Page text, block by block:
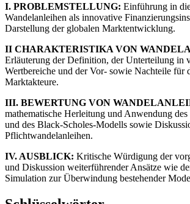
I. PROBLEMSTELLUNG: Einführung in
Wandelanleihen als innovative
Darstellung der globalen Marktentwicklung.
II CHARAKTERISTIKA VON
Erläuterung der Definition, der Unterteilung in
Wertbereiche und der Vor- sowie Nachteile für
Marktakteure.
III. BEWERTUNG VON
mathematische Herleitung und Anwendung
und des Black-Scholes-Modells sowie
Pflichtwandelanleihen.
IV. AUSBLICK: Kritische Würdigung der
und Diskussion weiterführender Ansätze wie
Simulation zur Überwindung bestehender